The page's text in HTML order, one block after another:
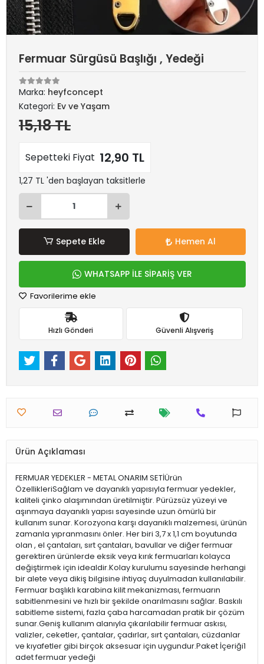
Fermuar Sürgüsü Başlığı , Yedeği
Marka: heyfconcept
Kategori: Ev ve Yaşam
15,18 TL
Sepetteki Fiyat 12,90 TL
1,27 TL 'den başlayan taksitlerle
Sepete Ekle Hemen Al
WHATSAPP İLE SİPARİŞ VER
Favorilerime ekle
Hızlı Gönderi Güvenli Alışveriş
Ürün Açıklaması
FERMUAR YEDEKLER - METAL ONARIM SETİÜrün
ÖzellikleriSağlam ve dayanıklı yapısıyla fermuar yedekler,
kaliteli çinko alaşımından üretilmiştir. Pürüzsüz yüzeyi ve
aşınmaya dayanıklı yapısı sayesinde uzun ömürlü bir
kullanım sunar. Korozyona karşı dayanıklı malzemesi, ürünün
zamanla yıpranmasını önler. Her biri 3,7 x 1,1 cm boyutunda
olan , el çantaları, sırt çantaları, bavullar ve diğer fermuar
gerektiren ürünlerde eksik veya kırık fermuarları kolayca
değiştirmek için idealdir.Kolay kurulumu sayesinde herhangi
bir alete veya dikiş bilgisine ihtiyaç duyulmadan kullanılabilir.
Fermuar başlıklı karabina kilit mekanizması, fermuarın
sabitlenmesini ve hızlı bir şekilde onarılmasını sağlar. Baskılı
sabitleme sistemi, fazla çaba harcamadan pratik bir çözüm
sunar.Geniş kullanım alanıyla çıkarılabilir fermuar askısı,
valizler, ceketler, çantalar, çadırlar, sırt çantaları, cüzdanlar
ve kıyafetler gibi birçok aksesuar için uygundur.Paket İçeriği1
adet fermuar yedeği